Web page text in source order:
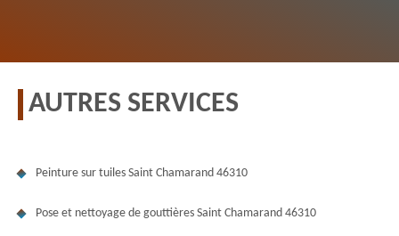
AUTRES SERVICES
Peinture sur tuiles Saint Chamarand 46310
Pose et nettoyage de gouttières Saint Chamarand 46310